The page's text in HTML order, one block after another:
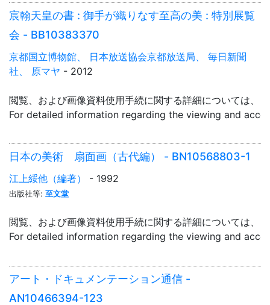
宸翰天皇の書 : 御手が織りなす至高の美 : 特別展覧
会 - BB10383370
京都国立博物館、 日本放送協会京都放送局、 毎日新聞
社、 原マヤ - 2012
閲覧、および画像資料使用手続に関する詳細については、「
For detailed information regarding the viewing and
日本の美術 扇面画（古代編） - BN10568803-1
江上綏他（編著） - 1992
出版社等: 至文堂
閲覧、および画像資料使用手続に関する詳細については、「
For detailed information regarding the viewing and
アート・ドキュメンテーション通信 -
AN10466394-123